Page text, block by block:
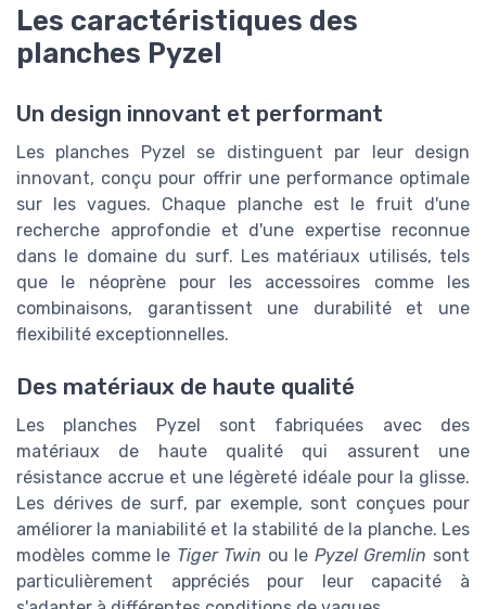
Les caractéristiques des
planches Pyzel
Un design innovant et performant
Les planches Pyzel se distinguent par leur design
innovant, conçu pour offrir une performance optimale
sur les vagues. Chaque planche est le fruit d'une
recherche approfondie et d'une expertise reconnue
dans le domaine du surf. Les matériaux utilisés, tels
que le néoprène pour les accessoires comme les
combinaisons, garantissent une durabilité et une
flexibilité exceptionnelles.
Des matériaux de haute qualité
Les planches Pyzel sont fabriquées avec des
matériaux de haute qualité qui assurent une
résistance accrue et une légèreté idéale pour la glisse.
Les dérives de surf, par exemple, sont conçues pour
améliorer la maniabilité et la stabilité de la planche. Les
modèles comme le Tiger Twin ou le Pyzel Gremlin sont
particulièrement appréciés pour leur capacité à